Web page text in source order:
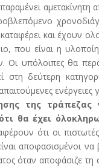
αμετακίνητη
και έχουν
που είναι η
Οι υπόλοιπες θα
στη δεύτερη
της
θα έχει
ότι οι
αποφασισμένοι
όταν αποφάσιζε